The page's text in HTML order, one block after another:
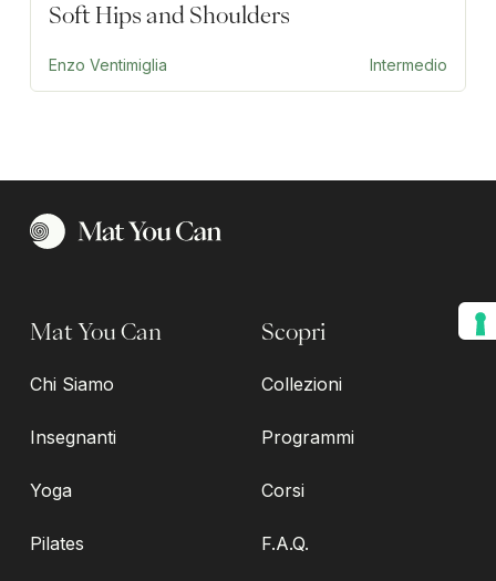
Soft Hips and Shoulders
Enzo Ventimiglia Intermedio
Mat You Can
Chi Siamo
Insegnanti
Yoga
Pilates
Scopri
Collezioni
Programmi
Corsi
F.A.Q.